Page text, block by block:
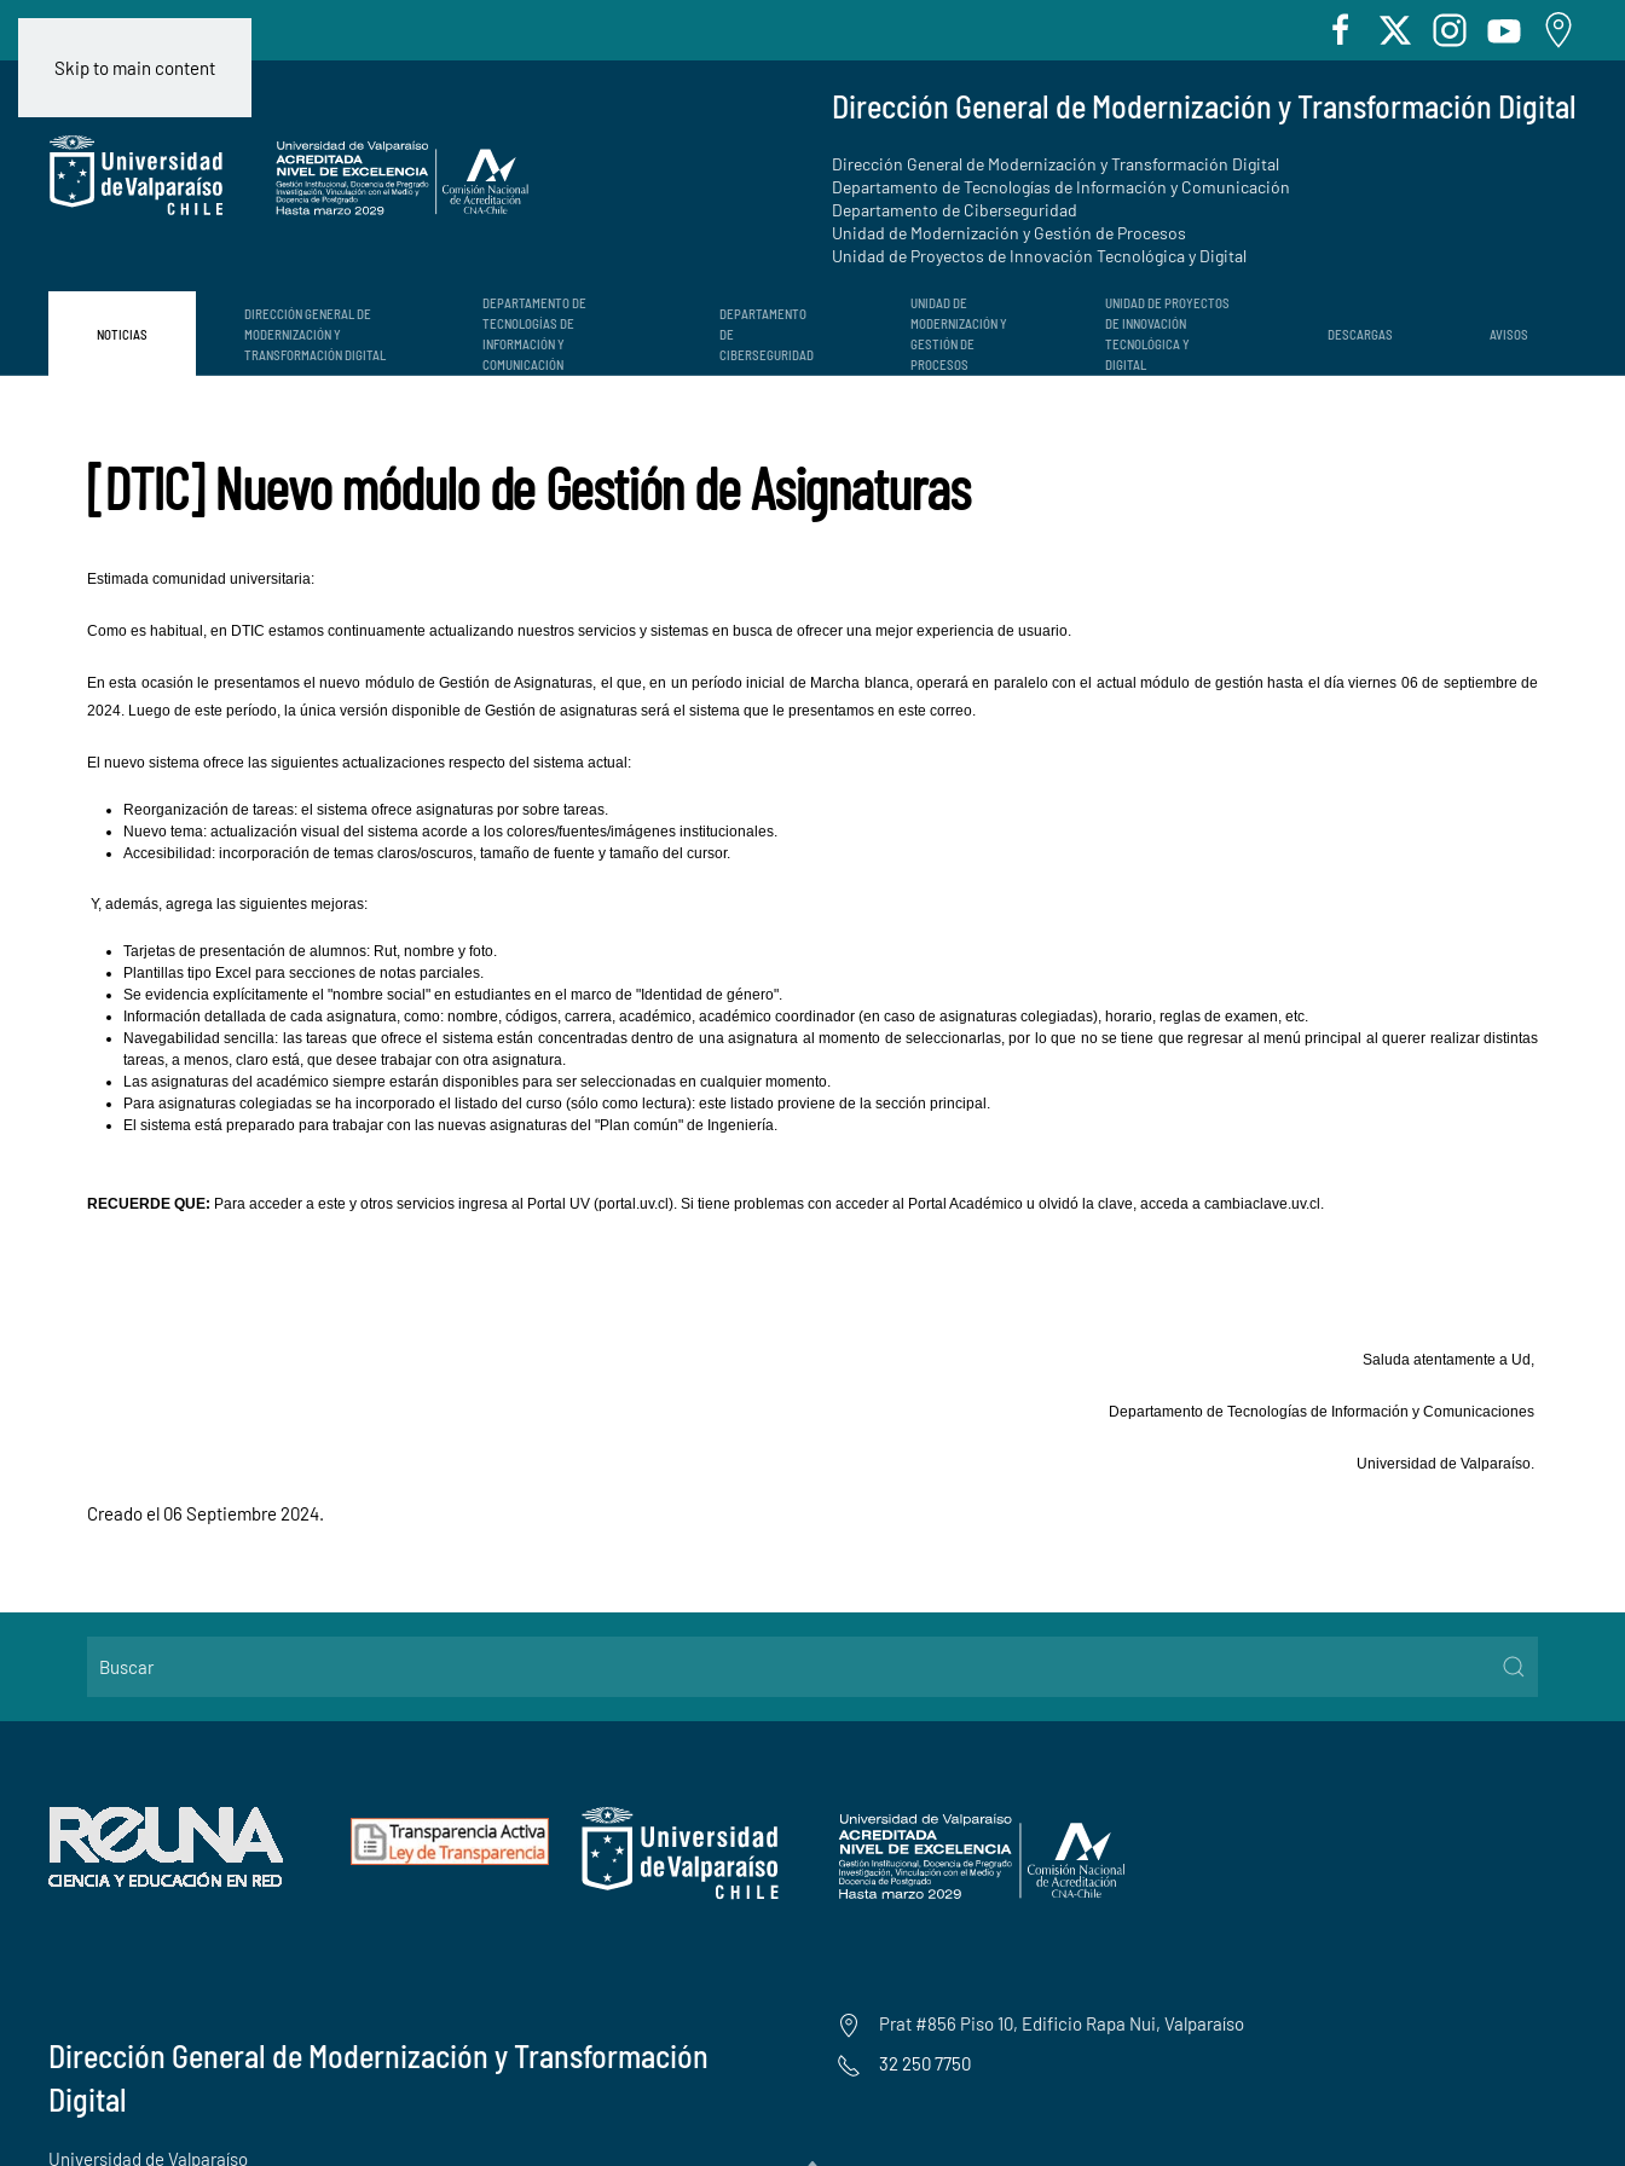
Skip to main content
Dirección General de Modernización y Transformación Digital
Dirección General de Modernización y Transformación Digital
Departamento de Tecnologías de Información y Comunicación
Departamento de Ciberseguridad
Unidad de Modernización y Gestión de Procesos
Unidad de Proyectos de Innovación Tecnológica y Digital
NOTICIAS
DIRECCIÓN GENERAL DE
MODERNIZACIÓN Y
TRANSFORMACIÓN DIGITAL
DEPARTAMENTO DE
TECNOLOGÍAS DE
INFORMACIÓN Y
COMUNICACIÓN
DEPARTAMENTO
DE
CIBERSEGURIDAD
UNIDAD DE
MODERNIZACIÓN Y
GESTIÓN DE
PROCESOS
UNIDAD DE PROYECTOS
DE INNOVACIÓN
TECNOLÓGICA Y
DIGITAL
DESCARGAS AVISOS
[DTIC] Nuevo módulo de Gestión de Asignaturas
Estimada comunidad universitaria:
Como es habitual, en DTIC estamos continuamente actualizando nuestros servicios y sistemas en busca de ofrecer una mejor experiencia de usuario.
En esta ocasión le presentamos el nuevo módulo de Gestión de Asignaturas, el que, en un período inicial de Marcha blanca, operará en paralelo con el actual módulo de gestión hasta eldía viernes 06 de septiembre de
2024. Luego de este período, la única versión disponible de Gestión de asignaturas será el sistema que le presentamos en este correo.
E l nuevo sistema ofrece las siguientes actualizaciones respecto del sistema actual:
Reorganización de tareas: el sistema ofrece asignaturas por sobre tareas.
Nuevo tema: actualización visual del sistema acorde a los colores/fuentes/imágenes institucionales.
Accesibilidad: incorporación de temas claros/oscuros, tamaño de fuente y tamaño del cursor.
Y, además, agrega las siguientes mejoras:
Tarjetas de presentación de alumnos: Rut, nombre y foto.
Plantillas tipo Excel para secciones de notas parciales.
Se evidencia explícitamente el "nombre social" en estudiantes en el marco de "Identidad de género".
Información detallada de cada asignatura, como: nombre, códigos, carrera, académico, académico coordinador (en caso de asignaturas colegiadas), horario, reglas de examen, etc.
Navegabilidad sencilla: las tareas que ofrece el sistema están concentradas dentro de una asignatura al momento de seleccionarlas, por lo que no se tiene que regresar al menú principal al querer realizar distintas
tareas, a menos, claro está, que desee trabajar con otra asignatura.
Las asignaturas del académico siempre estarán disponibles para ser seleccionadas en cualquier momento.
Para asignaturas colegiadas se ha incorporado el listado del curso (sólo como lectura): este listado proviene de la sección principal.
El sistema está preparado para trabajar con las nuevas asignaturas del "Plan común" de Ingeniería.
RECUERDE QUE: Para acceder a este y otros servicios ingresa al Portal UV (portal.uv.cl). Si tiene problemas con acceder al Portal Académico u olvidó la clave, acceda a cambiaclave.uv.cl.
Saluda atentamente a Ud ,
Departamento de Tecnologías de Información y Comunicaciones
Universidad de Valparaíso.
Creado el 06 Septiembre 2024.
Dirección General de Modernización y Transformación
Digital
Universidad de Valparaíso
Prat #856 Piso 10, Edificio Rapa Nui, Valparaíso
32 250 7750